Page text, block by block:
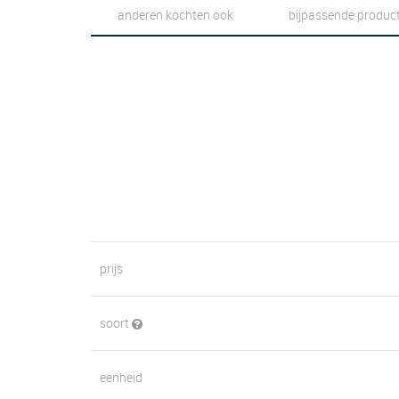
anderen kochten ook bijpassende
prijs
soort
eenheid